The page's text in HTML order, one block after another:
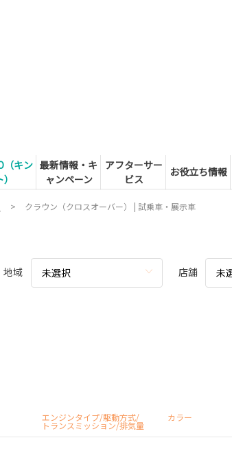
（キン
）
最新情報・キ
ャンペーン
アフターサー
ビス
お役立ち情報
クラウン（クロスオーバー） | 試乗車・展示車
地域 未選択 店舗 未
エンジンタイプ/駆動方式/
トランスミッション/排気量
カラー